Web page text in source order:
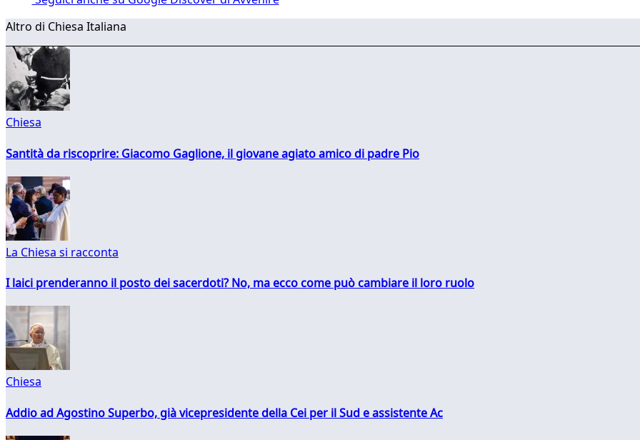
Altro di Chiesa Italiana
Chiesa
Santità da riscoprire: Giacomo Gaglione, il giovane agiato amico di padre Pio
La Chiesa si racconta
I laici prenderanno il posto dei sacerdoti? No, ma ecco come può cambiare il loro ruolo
Chiesa
Addio ad Agostino Superbo, già vicepresidente della Cei per il Sud e assistente Ac